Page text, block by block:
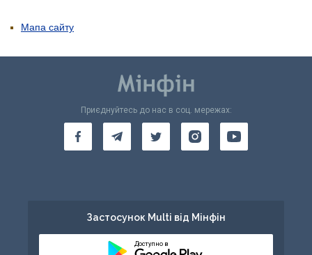
Мапа сайту
Приєднуйтесь до нас в соц. мережах:
Застосунок Multi від Мінфін
Доступно в